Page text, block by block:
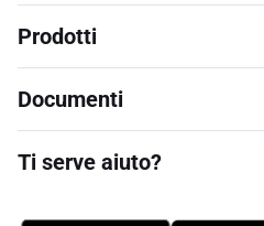
Prodotti
Documenti
Ti serve aiuto?